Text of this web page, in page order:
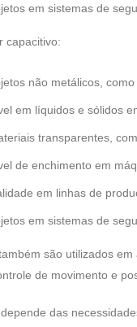
em sistemas de
capacitivo:
não metálicos, como
em líquidos e sólidos
transparentes,
de enchimento em
em linhas de
em sistemas de
são utilizados
de movimento e
das